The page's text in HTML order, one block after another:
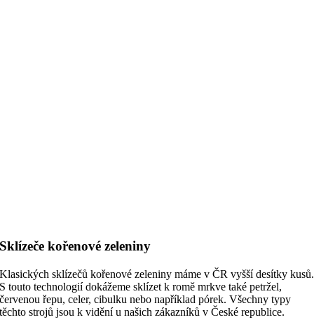
Sklízeče kořenové zeleniny
Klasických sklízečů kořenové zeleniny máme v ČR vyšší desítky kusů.
S touto technologií dokážeme sklízet k romě mrkve také petržel,
červenou řepu, celer, cibulku nebo například pórek. Všechny typy
těchto strojů jsou k vidění u našich zákazníků v České republice.